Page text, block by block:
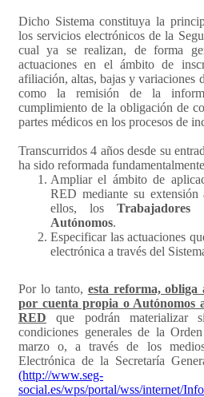
Dicho Sistema constituya la
los servicios electrónicos de la
cual ya se realizan, de forma
actuaciones en el ámbito de
afiliación, altas, bajas y variaciones
como la remisión de la
cumplimiento de la obligación de
partes médicos en los procesos de
Transcurridos 4 años desde su
ha sido reformada
Ampliar el ámbito de
RED mediante su extensión
ellos, los
Autónomos.
Especificar las actuaciones
electrónica a través del
Por lo tanto, esta reforma, obliga
por cuenta propia o Autónomos
RED que podrán materializar
condiciones generales de la
marzo o, a través de los
Electrónica de la Secretaría
(http://www.seg-
social.es/wps/portal/wss/internet/